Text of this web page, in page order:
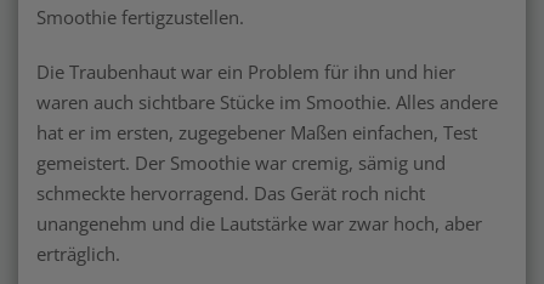
Smoothie fertigzustellen.
Die Traubenhaut war ein Problem für ihn und hier
waren auch sichtbare Stücke im Smoothie. Alles andere
hat er im ersten, zugegebener Maßen einfachen, Test
gemeistert. Der Smoothie war cremig, sämig und
schmeckte hervorragend. Das Gerät roch nicht
unangenehm und die Lautstärke war zwar hoch, aber
erträglich.